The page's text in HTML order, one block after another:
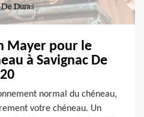
Mayer pour le
à Savignac De
normal du chéneau,
votre chéneau. Un